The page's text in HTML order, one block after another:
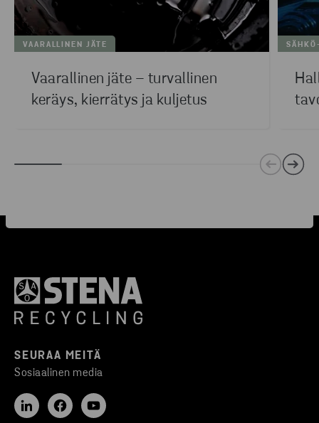
VAARALLINEN JÄTE
Vaarallinen jäte – turvallinen
keräys, kierrätys ja kuljetus
SEURAA MEITÄ
Sosiaalinen media